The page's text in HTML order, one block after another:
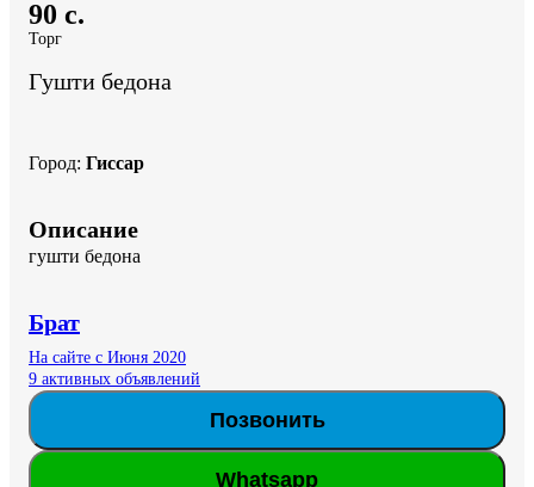
90 c.
Торг
Гушти бедона
Город: Гиссар
Описание
гушти бедона
Брат
На сайте с Июня 2020
9 активных объявлений
Позвонить
Whatsapp